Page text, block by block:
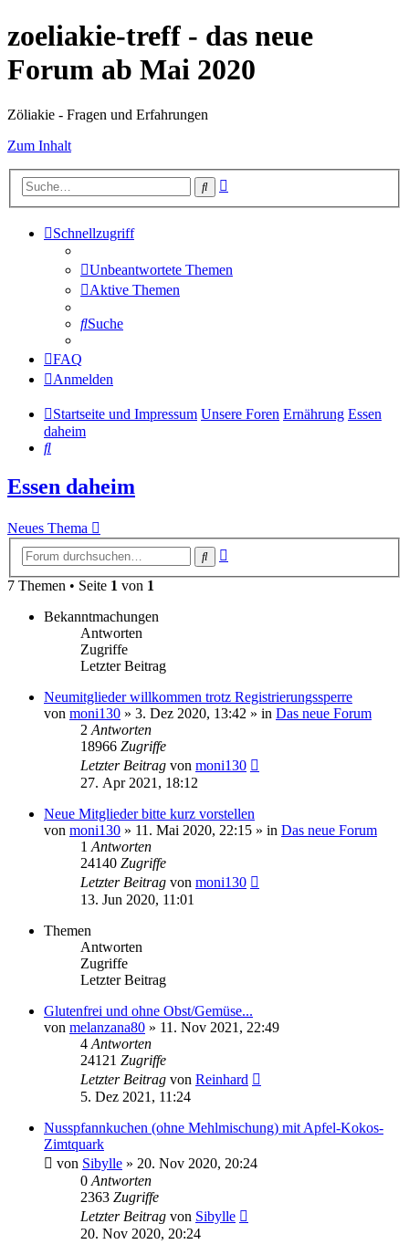
zoeliakie-treff - das neue
Forum ab Mai 2020
Zöliakie - Fragen und Erfahrungen
Zum Inhalt
Suche
Schnellzugriff
Unbeantwortete Themen
Aktive Themen
Suche
FAQ
Anmelden
Startseite und Impressum Unsere Foren Ernährung Essen
daheim
Suche
Essen daheim
Neues Thema
Suche
7 Themen • Seite 1 von 1
Bekanntmachungen
Antworten
Zugriffe
Letzter Beitrag
Neumitglieder willkommen trotz Registrierungssperre
von moni130 » 3. Dez 2020, 13:42 » in Das neue Forum
2 Antworten
18966 Zugriffe
Letzter Beitrag von moni130
27. Apr 2021, 18:12
Neue Mitglieder bitte kurz vorstellen
von moni130 » 11. Mai 2020, 22:15 » in Das neue Forum
1 Antworten
24140 Zugriffe
Letzter Beitrag von moni130
13. Jun 2020, 11:01
Themen
Antworten
Zugriffe
Letzter Beitrag
Glutenfrei und ohne Obst/Gemüse...
von melanzana80 » 11. Nov 2021, 22:49
4 Antworten
24121 Zugriffe
Letzter Beitrag von Reinhard
5. Dez 2021, 11:24
Nusspfannkuchen (ohne Mehlmischung) mit Apfel-Kokos-
Zimtquark
von Sibylle » 20. Nov 2020, 20:24
0 Antworten
2363 Zugriffe
Letzter Beitrag von Sibylle
20. Nov 2020, 20:24